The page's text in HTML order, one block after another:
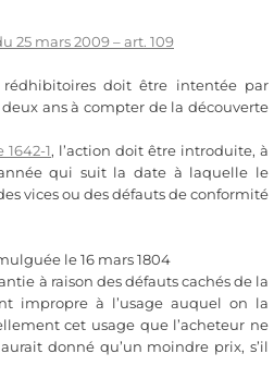
25 mars 2009 – art. 109
rédhibitoires doit être intentée par
ans à compter de la découverte
1642-1, l’action doit être introduite, à
qui suit la date à laquelle le
vices ou des défauts de conformité
le 16 mars 1804
à raison des défauts cachés de la
impropre à l’usage auquel on la
cet usage que l’acheteur ne
donné qu’un moindre prix, s’il